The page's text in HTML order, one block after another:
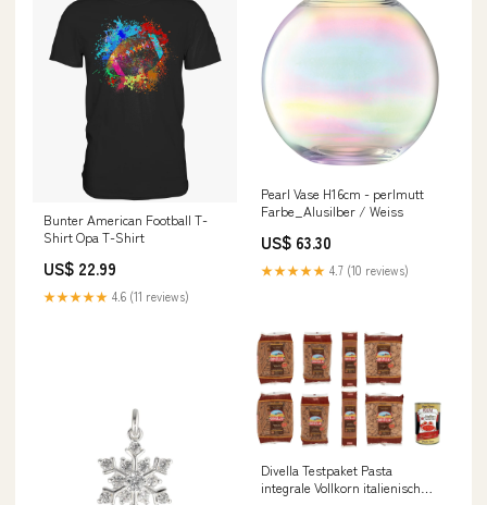
Bunter American Football T-
Shirt Opa T-Shirt
US$ 22.99
★★★★★ 4.6 (11 reviews)
Pearl Vase H16cm - perlmutt
Farbe_Alusilber / Weiss
US$ 63.30
★★★★★ 4.7 (10 reviews)
Divella Testpaket Pasta
integrale Vollkorn italienisch